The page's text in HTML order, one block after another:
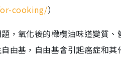
cooking/）
，氧化後的橄欖油味道變質
由基，自由基會引起癌症和